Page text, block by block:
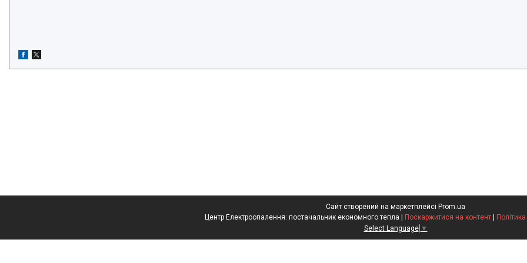
Сайт створений на маркетплейсі Prom.ua
Центр Електроопалення: постачальник економного тепла | Поскаржитися на контент |
Select Language ▼